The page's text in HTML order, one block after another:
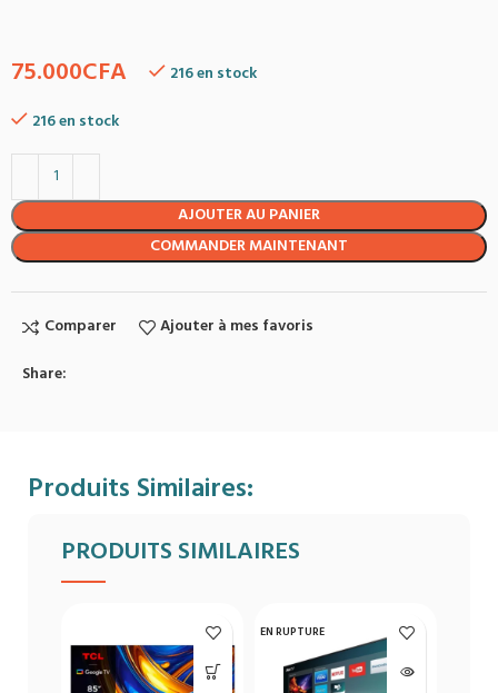
75.000CFA
216 en stock
216 en stock
AJOUTER AU PANIER
COMMANDER MAINTENANT
Comparer
Ajouter à mes favoris
Share:
Produits Similaires:
PRODUITS SIMILAIRES
EN RUPTURE